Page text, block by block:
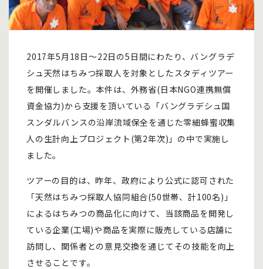
2017年5月18日～22日の5日間にわたり、バングラデ
シュ天然はちみつ採取人を対象としたスタディツアー
を開催しました。本件は、外務省(日本NGO連携無償
資金協力)から支援を頂いている「バングラデシュ国
スンダルバンスの沿岸流域保全を通じた零細蜂蜜収集
人の生計向上プロジェクト(第2年次)」の中で実施し
ました。
ツアーの目的は、昨年、政府により公式に認可された
「天然はちみつ採取人協同組合(50世帯、計100名)」
によるはちみつの商品化に向けて、当該商品を開発し
ている企業(工場)や商品を実際に販売している店舗に
訪問し、関係者との意見交換を通じてその技能を向上
させることです。